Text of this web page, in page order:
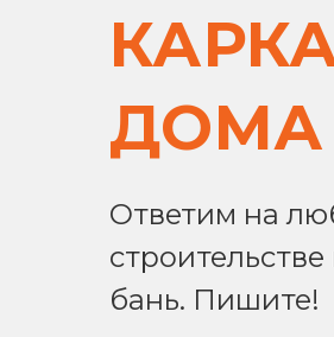
ДОМА
Ответим на
бань. Пишите!